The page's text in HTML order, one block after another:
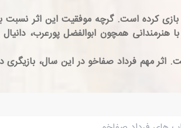
مسافر به کارگردانی سیروس مقدم بازی کرده است. گرچه
همچون ابوالفضل پورعرب، دانیال
کرده است. اثر مهم فرداد صفاخو در این سال،